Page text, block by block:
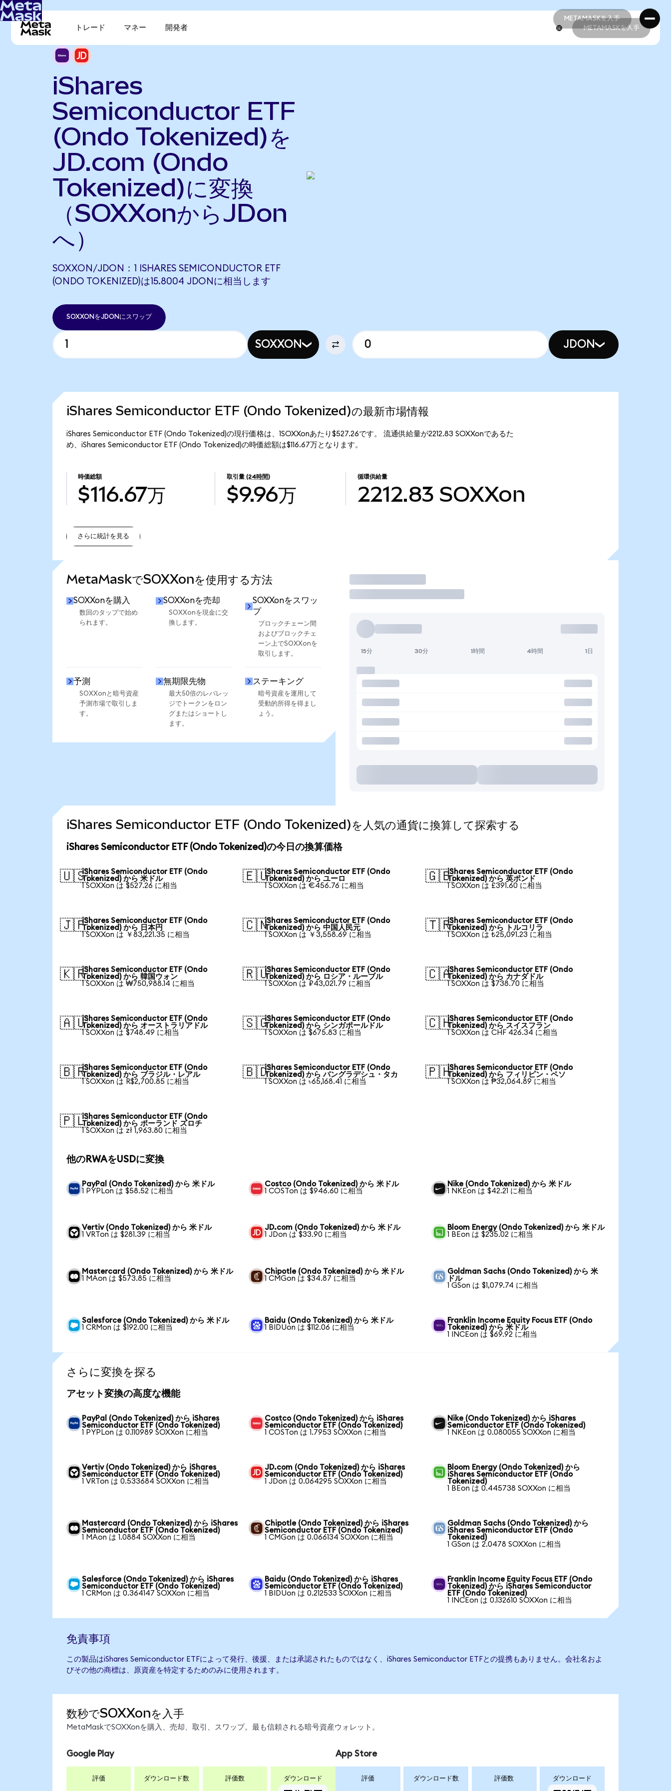
METAMASKを入手
METAMASKを入手
トレード マネー 開発者 METAMASKを入手
iShares
Semiconductor ETF
(Ondo Tokenized)を
JD.com (Ondo
Tokenized)に変換
（SOXXonからJDon
へ）
SOXXON/JDON：1 ISHARES SEMICONDUCTOR ETF
(ONDO TOKENIZED)は15.8004 JDONに相当します
SOXXONをJDONにスワップ
SOXXON JDON
iShares Semiconductor ETF (Ondo Tokenized)の最新市場情報
iShares Semiconductor ETF (Ondo Tokenized)の現行価格は、1SOXXonあたり$527.26です。 流通供給量が2212.83 SOXXonであるた
め、iShares Semiconductor ETF (Ondo Tokenized)の時価総額は$116.67万となります。
時価総額
$116.67万
取引量 (24時間)
$9.96万
循環供給量
2212.83 SOXXon
さらに統計を見る
MetaMaskでSOXXonを使用する方法
SOXXonを購入
数回のタップで始め
られます。
SOXXonを売却
SOXXonを現金に交
換します。
SOXXonをスワッ
プ
ブロックチェーン間
およびブロックチェ
ーン上でSOXXonを
取引します。
予測
SOXXonと暗号資産
予測市場で取引しま
す。
無期限先物
最大50倍のレバレッ
ジでトークンをロン
グまたはショートし
ます。
ステーキング
暗号資産を運用して
受動的所得を得まし
ょう。
取引
15分 30分 1時間 4時間 1日
iShares Semiconductor ETF (Ondo Tokenized)を人気の通貨に換算して探索する
iShares Semiconductor ETF (Ondo Tokenized)の今日の換算価格
🇺🇸iShares Semiconductor ETF (Ondo
Tokenized) から 米ドル
1 SOXXon は $527.26 に相当
🇪🇺iShares Semiconductor ETF (Ondo
Tokenized) から ユーロ
1 SOXXon は €456.76 に相当
🇬🇧iShares Semiconductor ETF (Ondo
Tokenized) から 英ポンド
1 SOXXon は £391.60 に相当
🇯🇵iShares Semiconductor ETF (Ondo
Tokenized) から 日本円
1 SOXXon は ￥83,221.35 に相当
🇨🇳iShares Semiconductor ETF (Ondo
Tokenized) から 中国人民元
1 SOXXon は ￥3,558.69 に相当
🇹🇷iShares Semiconductor ETF (Ondo
Tokenized) から トルコリラ
1 SOXXon は ₺25,091.23 に相当
🇰🇷iShares Semiconductor ETF (Ondo
Tokenized) から 韓国ウォン
1 SOXXon は ₩750,988.14 に相当
🇷🇺iShares Semiconductor ETF (Ondo
Tokenized) から ロシア・ルーブル
1 SOXXon は ₽43,021.79 に相当
🇨🇦iShares Semiconductor ETF (Ondo
Tokenized) から カナダドル
1 SOXXon は $738.70 に相当
🇦🇺iShares Semiconductor ETF (Ondo
Tokenized) から オーストラリアドル
1 SOXXon は $748.49 に相当
🇸🇬iShares Semiconductor ETF (Ondo
Tokenized) から シンガポールドル
1 SOXXon は $675.83 に相当
🇨🇭iShares Semiconductor ETF (Ondo
Tokenized) から スイスフラン
1 SOXXon は CHF 426.34 に相当
🇧🇷iShares Semiconductor ETF (Ondo
Tokenized) から ブラジル・レアル
1 SOXXon は R$2,700.85 に相当
🇧🇩iShares Semiconductor ETF (Ondo
Tokenized) から バングラデシュ・タカ
1 SOXXon は ৳65,168.41 に相当
🇵🇭iShares Semiconductor ETF (Ondo
Tokenized) から フィリピン・ペソ
1 SOXXon は ₱32,064.89 に相当
🇵🇱iShares Semiconductor ETF (Ondo
Tokenized) から ポーランド ズロチ
1 SOXXon は zł 1,963.80 に相当
他のRWAをUSDに変換
PayPal (Ondo Tokenized) から 米ドル
1 PYPLon は $58.52 に相当
Costco (Ondo Tokenized) から 米ドル
1 COSTon は $946.60 に相当
Nike (Ondo Tokenized) から 米ドル
1 NKEon は $42.21 に相当
Vertiv (Ondo Tokenized) から 米ドル
1 VRTon は $281.39 に相当
JD.com (Ondo Tokenized) から 米ドル
1 JDon は $33.90 に相当
Bloom Energy (Ondo Tokenized) から 米ドル
1 BEon は $235.02 に相当
Mastercard (Ondo Tokenized) から 米ドル
1 MAon は $573.85 に相当
Chipotle (Ondo Tokenized) から 米ドル
1 CMGon は $34.87 に相当
Goldman Sachs (Ondo Tokenized) から 米
ドル
1 GSon は $1,079.74 に相当
Salesforce (Ondo Tokenized) から 米ドル
1 CRMon は $192.00 に相当
Baidu (Ondo Tokenized) から 米ドル
1 BIDUon は $112.06 に相当
Franklin Income Equity Focus ETF (Ondo
Tokenized) から 米ドル
1 INCEon は $69.92 に相当
さらに変換を探る
アセット変換の高度な機能
PayPal (Ondo Tokenized) から iShares
Semiconductor ETF (Ondo Tokenized)
1 PYPLon は 0.110989 SOXXon に相当
Costco (Ondo Tokenized) から iShares
Semiconductor ETF (Ondo Tokenized)
1 COSTon は 1.7953 SOXXon に相当
Nike (Ondo Tokenized) から iShares
Semiconductor ETF (Ondo Tokenized)
1 NKEon は 0.080055 SOXXon に相当
Vertiv (Ondo Tokenized) から iShares
Semiconductor ETF (Ondo Tokenized)
1 VRTon は 0.533684 SOXXon に相当
JD.com (Ondo Tokenized) から iShares
Semiconductor ETF (Ondo Tokenized)
1 JDon は 0.064295 SOXXon に相当
Bloom Energy (Ondo Tokenized) から
iShares Semiconductor ETF (Ondo
Tokenized)
1 BEon は 0.445738 SOXXon に相当
Mastercard (Ondo Tokenized) から iShares
Semiconductor ETF (Ondo Tokenized)
1 MAon は 1.0884 SOXXon に相当
Chipotle (Ondo Tokenized) から iShares
Semiconductor ETF (Ondo Tokenized)
1 CMGon は 0.066134 SOXXon に相当
Goldman Sachs (Ondo Tokenized) から
iShares Semiconductor ETF (Ondo
Tokenized)
1 GSon は 2.0478 SOXXon に相当
Salesforce (Ondo Tokenized) から iShares
Semiconductor ETF (Ondo Tokenized)
1 CRMon は 0.364147 SOXXon に相当
Baidu (Ondo Tokenized) から iShares
Semiconductor ETF (Ondo Tokenized)
1 BIDUon は 0.212533 SOXXon に相当
Franklin Income Equity Focus ETF (Ondo
Tokenized) から iShares Semiconductor
ETF (Ondo Tokenized)
1 INCEon は 0.132610 SOXXon に相当
免責事項
この製品はiShares Semiconductor ETFによって発行、後援、または承認されたものではなく、iShares Semiconductor ETFとの提携もありません。会社名およ
びその他の商標は、原資産を特定するためのみに使用されます。
数秒でSOXXonを入手
MetaMaskでSOXXonを購入、売却、取引、スワップ。最も信頼される暗号資産ウォレット。
Google Play
評価 ダウンロード数 評価数 ダウンロード
App Store
評価 ダウンロード数 評価数 ダウンロード